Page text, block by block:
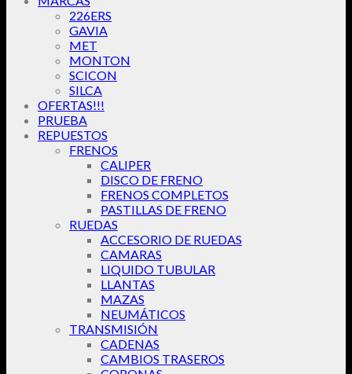
226ERS
GAVIA
MET
MONTON
SCICON
SILCA
OFERTAS!!!
PRUEBA
REPUESTOS
FRENOS
CALIPER
DISCO DE FRENO
FRENOS COMPLETOS
PASTILLAS DE FRENO
RUEDAS
ACCESORIO DE RUEDAS
CAMARAS
LIQUIDO TUBULAR
LLANTAS
MAZAS
NEUMÁTICOS
TRANSMISIÓN
CADENAS
CAMBIOS TRASEROS